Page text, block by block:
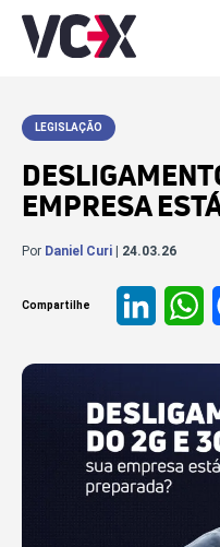
LEGISLAÇÃO
EMPRESA
Por Daniel Curi | 24.03.26
Compartilhe